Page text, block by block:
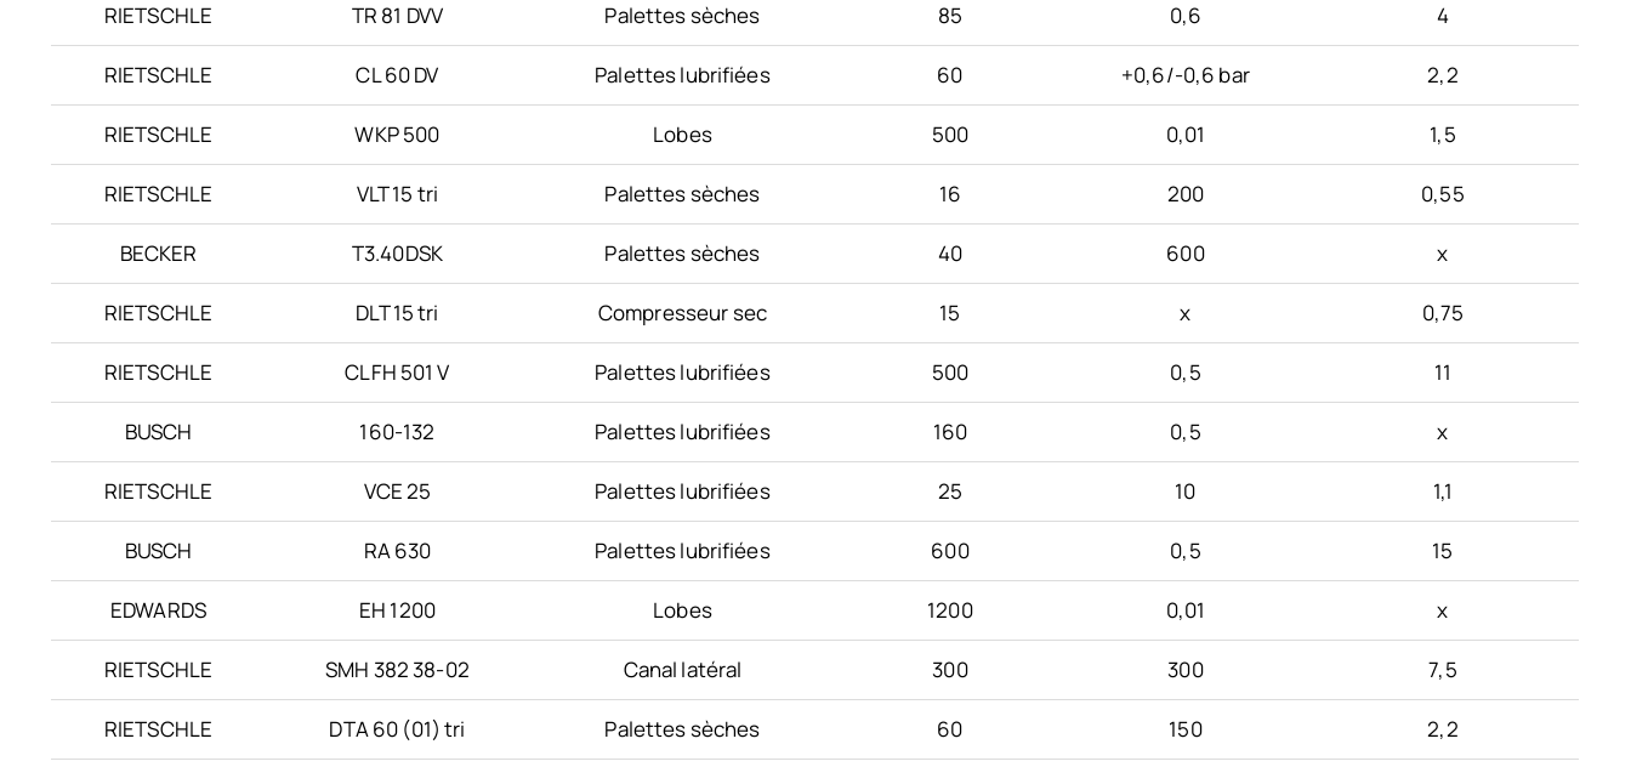
RIETSCHLE TR 81 DVV Palettes sèches 85 0,6 4
RIETSCHLE CL 60 DV Palettes lubrifiées 60 +0,6/-0,6 bar 2,2
RIETSCHLE WKP 500 Lobes 500 0,01 1,5
RIETSCHLE VLT 15 tri Palettes sèches 16 200 0,55
BECKER T3.40DSK Palettes sèches 40 600 x
RIETSCHLE DLT 15 tri Compresseur sec 15 x 0,75
RIETSCHLE CLFH 501 V Palettes lubrifiées 500 0,5 11
BUSCH 160-132 Palettes lubrifiées 160 0,5 x
RIETSCHLE VCE 25 Palettes lubrifiées 25 10 1,1
BUSCH RA 630 Palettes lubrifiées 600 0,5 15
EDWARDS EH 1200 Lobes 1200 0,01 x
RIETSCHLE SMH 382 38-02 Canal latéral 300 300 7,5
RIETSCHLE DTA 60 (01) tri Palettes sèches 60 150 2,2